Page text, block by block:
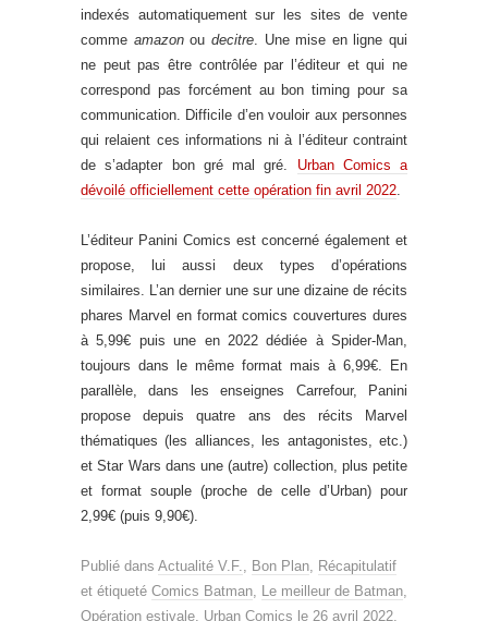
indexés automatiquement sur les sites de vente
comme amazonou decitre. Une mise en ligne qui
ne peut pas être contrôlée par l’éditeur et qui ne
correspond pas forcément au bon timing pour sa
communication. Difficile d’en vouloir aux personnes
qui relaient ces informations ni à l’éditeur contraint
de s’adapter bon gré mal gré. Urban Comics a
dévoilé officiellement cette opération fin avril 2022.
L’éditeur Panini Comics est concerné également et
propose, lui aussi deux types d’opérations
similaires. L’an dernier une sur une dizaine de récits
phares Marvel en format comics couvertures dures
à 5,99€ puis une en 2022 dédiée à Spider-Man,
toujours dans le même format mais à 6,99€. En
parallèle, dans les enseignes Carrefour, Panini
propose depuis quatre ans des récits Marvel
thématiques (les alliances, les antagonistes, etc.)
et Star Wars dans une (autre) collection, plus petite
et format souple (proche de celle d’Urban) pour
2,99€ (puis 9,90€).
Publié dans Actualité V.F., Bon Plan, Récapitulatif
et étiqueté Comics Batman, Le meilleur de Batman,
Opération estivale, Urban Comics le 26 avril 2022.